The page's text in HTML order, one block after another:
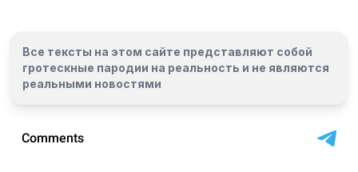
Все тексты на этом сайте представляют собой
гротескные пародии на реальность и не являются
реальными новостями